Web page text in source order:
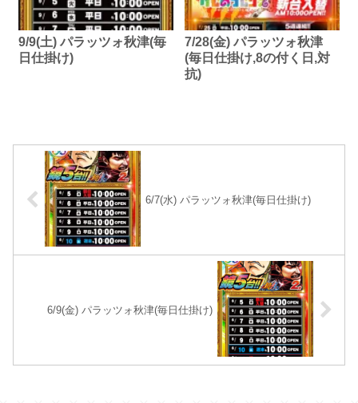
9/9(土) パラッツォ秋津(毎
日仕掛け)
7/28(金) パラッツォ秋津
(毎日仕掛け,8の付く日,対
抗)
6/7(水) パラッツォ秋津(毎日仕掛け)
6/9(金) パラッツォ秋津(毎日仕掛け)